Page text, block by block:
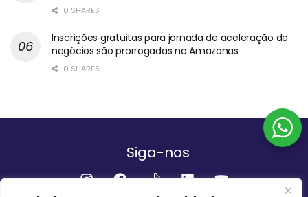
0 SHARES
Inscrições gratuitas para jornada de aceleração de
negócios são prorrogadas no Amazonas
0 SHARES
Siga-nos